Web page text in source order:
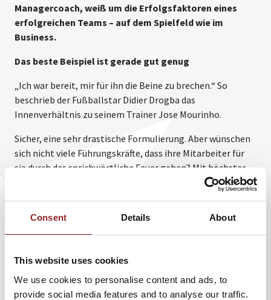
Consent Details About
This website uses cookies
We use cookies to personalise content and ads, to
provide social media features and to analyse our traffic.
Managercoach, weiß um die Erfolgsfaktoren eines
erfolgreichen Teams – auf dem Spielfeld wie im
Business.
Das beste Beispiel ist gerade gut genug
„Ich war bereit, mir für ihn die Beine zu brechen.“ So
beschrieb der Fußballstar Didier Drogba das
Innenverhältnis zu seinem Trainer Jose Mourinho.
Sicher, eine sehr drastische Formulierung. Aber wünschen
sich nicht viele Führungskräfte, dass ihre Mitarbeiter für
sie durch das sprichwörtliche Feuer gehen? Mit höchster
Hingabe, maximaler Motivation und grenzenloser
Der Speaker und Managercoach Thomas Fricke weiß,
worauf es ankommt, um ein Team
Organisation der WM 2006 hatte Thomas Fricke selber
einen sehr prominenten Chef: Kein geringerer als Franz
Beckenbauer war Präsident des Organisationkomitees.